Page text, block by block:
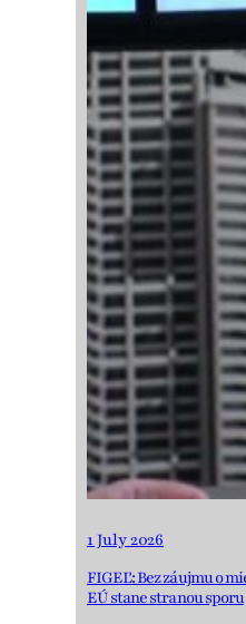
1 July 2026
FIGEĽ: Bez záujmu o
EÚ stane stranou sporu